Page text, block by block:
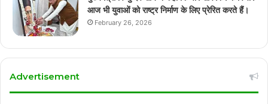
आज भी युवाओं को राष्ट्र निर्माण के लिए प्रेरित करते हैं।
February 26, 2026
Advertisement